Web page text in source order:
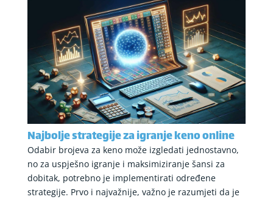
Najbolje strategije za igranje keno online
Odabir brojeva za keno može izgledati jednostavno,
no za uspješno igranje i maksimiziranje šansi za
dobitak, potrebno je implementirati određene
strategije. Prvo i najvažnije, važno je razumjeti da je